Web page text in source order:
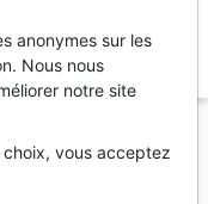
commande
anonymes sur les
Nous nous
notre site
vous acceptez